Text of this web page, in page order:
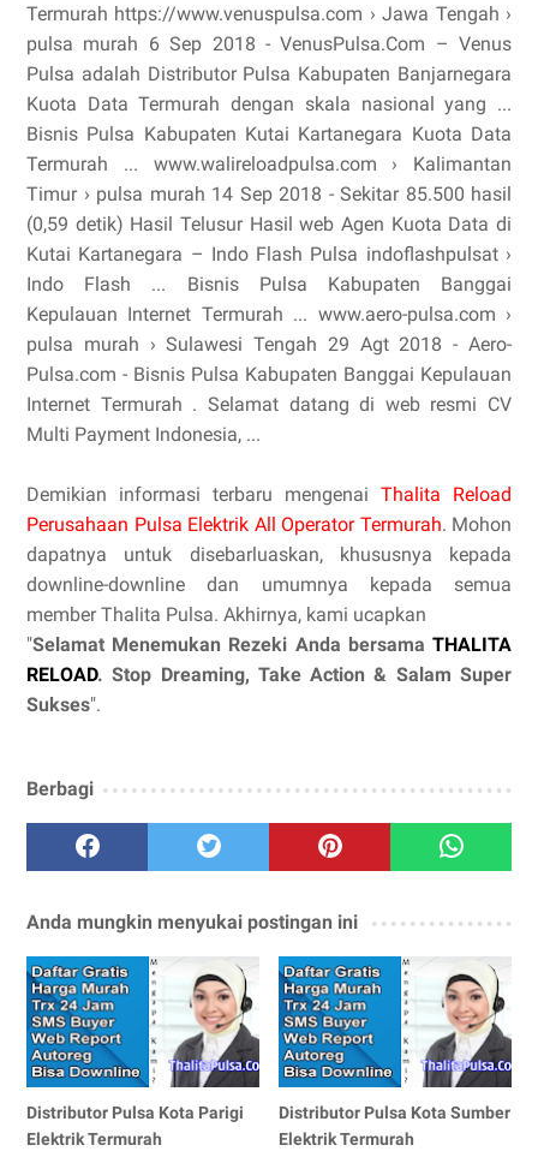
Termurah https://www.venuspulsa.com › Jawa Tengah ›
pulsa murah 6 Sep 2018 - VenusPulsa.Com – Venus
Pulsa adalah Distributor Pulsa Kabupaten Banjarnegara
Kuota Data Termurah dengan skala nasional yang ...
Bisnis Pulsa Kabupaten Kutai Kartanegara Kuota Data
Termurah ... www.walireloadpulsa.com › Kalimantan
Timur › pulsa murah 14 Sep 2018 - Sekitar 85.500 hasil
(0,59 detik) Hasil Telusur Hasil web Agen Kuota Data di
Kutai Kartanegara – Indo Flash Pulsa indoflashpulsat ›
Indo Flash ... Bisnis Pulsa Kabupaten Banggai
Kepulauan Internet Termurah ... www.aero-pulsa.com ›
pulsa murah › Sulawesi Tengah 29 Agt 2018 - Aero-
Pulsa.com - Bisnis Pulsa Kabupaten Banggai Kepulauan
Internet Termurah . Selamat datang di web resmi CV
Multi Payment Indonesia, ...
Demikian informasi terbaru mengenai Thalita Reload
Perusahaan Pulsa Elektrik All Operator Termurah. Mohon
dapatnya untuk disebarluaskan, khususnya kepada
downline-downline dan umumnya kepada semua
member Thalita Pulsa. Akhirnya, kami ucapkan
"Selamat Menemukan Rezeki Anda bersama THALITA
RELOAD. Stop Dreaming, Take Action & Salam Super
Sukses".
Berbagi
Anda mungkin menyukai postingan ini
Distributor Pulsa Kota Parigi
Elektrik Termurah
Distributor Pulsa Kota Sumber
Elektrik Termurah